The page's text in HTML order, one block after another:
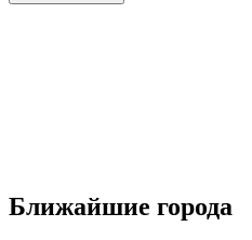
Ближайшие города